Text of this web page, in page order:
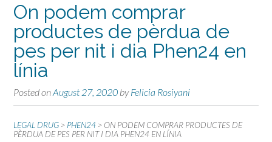
On podem comprar
productes de pèrdua de
pes per nit i dia Phen24 en
línia
Posted onAugust 27, 2020 byFelicia Rosiyani
LEGAL DRUG > PHEN24 > ON PODEM COMPRAR PRODUCTES DE
PÈRDUA DE PES PER NIT I DIA PHEN24 EN LÍNIA